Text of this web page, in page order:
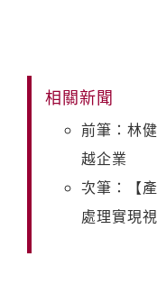
相關新聞
前筆：林
越企業
次筆：【
處理實現